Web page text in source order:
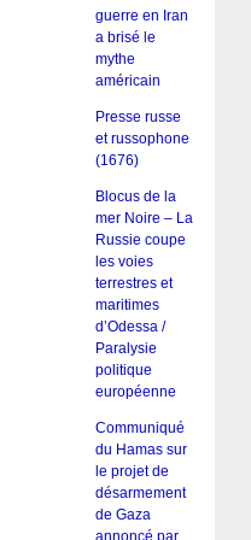
guerre en Iran
a brisé le
mythe
américain
Presse russe
et russophone
(1676)
Blocus de la
mer Noire – La
Russie coupe
les voies
terrestres et
maritimes
d’Odessa /
Paralysie
politique
européenne
Communiqué
du Hamas sur
le projet de
désarmement
de Gaza